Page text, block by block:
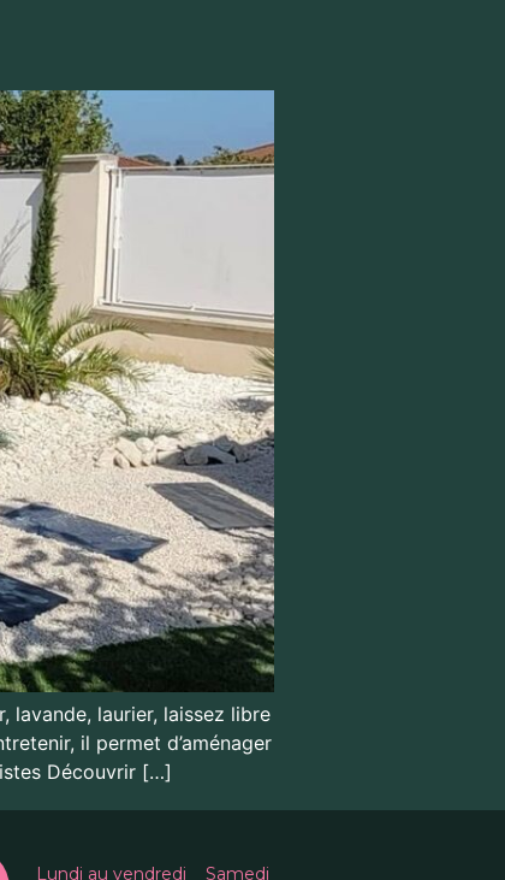
lavande, laurier, laissez libre
il permet d’aménager
Découvrir […]
Lundi au vendredi
Samedi